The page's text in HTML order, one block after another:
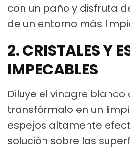
con un paño y disfruta
de un entorno más
2. CRISTALES Y
IMPECABLES
Diluye el vinagre blanco
transfórmalo en un
espejos altamente
solución sobre las